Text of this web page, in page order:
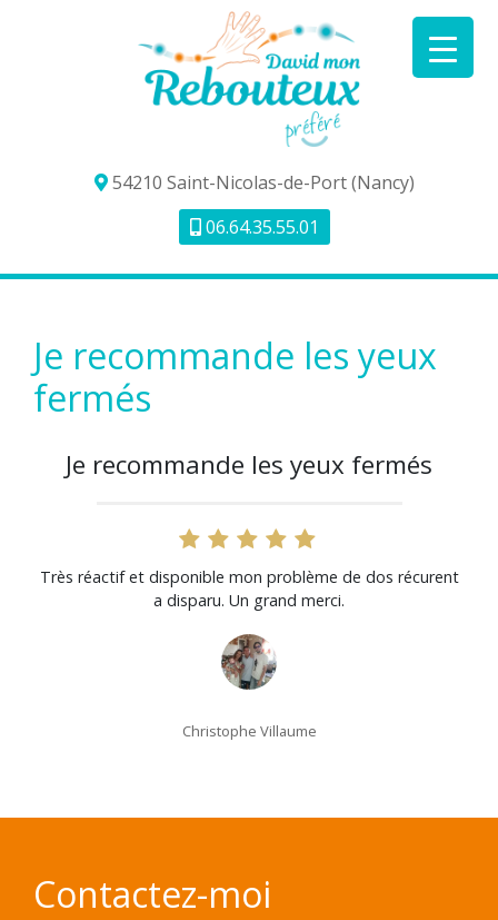
54210 Saint-Nicolas-de-Port (Nancy)
06.64.35.55.01
Je recommande les yeux
fermés
Je recommande les yeux fermés
Très réactif et disponible mon problème de dos récurent
a disparu. Un grand merci.
Christophe Villaume
Contactez-moi